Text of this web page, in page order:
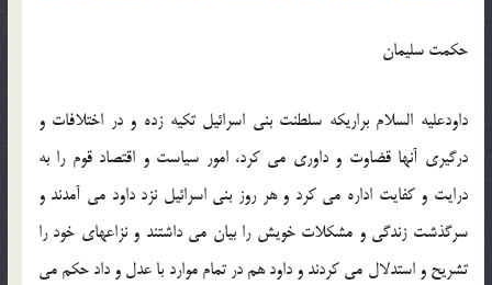
حكمت سلیمان
داودعلیه السلام براریكه سلطنت بنی اسرائیل تكیه زده و در اختلافات و
درگیری آنها قضاوت و داوری می كرد، امور سیاست و اقتصاد قوم را به
درایت و كفایت اداره می كرد و هر روز بنی اسرائیل نزد داود می آمدند و
سرگذشت زندگی و مشكلات خویش را بیان می داشتند و نزاعهای خود را
تشریح و استدلال می كردند و داود هم در تمام موارد با عدل و داد حكم می